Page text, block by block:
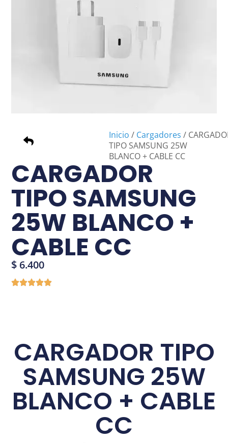
Inicio / Cargadores /
TIPO SAMSUNG 25W
BLANCO + CABLE CC
CARGADOR
TIPO SAMSUNG
25W BLANCO +
CABLE CC
$ 6.400
CARGADOR TIPO
SAMSUNG 25W
BLANCO + CABLE
CC